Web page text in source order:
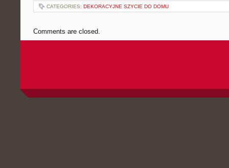
CATEGORIES: DEKORACYJNE SZYCIE DO DOMU
Comments are closed.